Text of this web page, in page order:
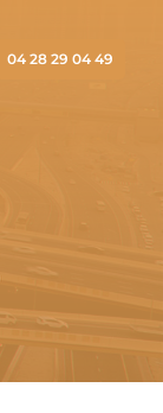
04 28 29 04 49